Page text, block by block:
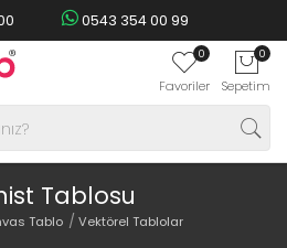
0543 354 00 99
0
Favoriler
0
Sepetim
Tablosu
Tablo Vektörel Tablolar